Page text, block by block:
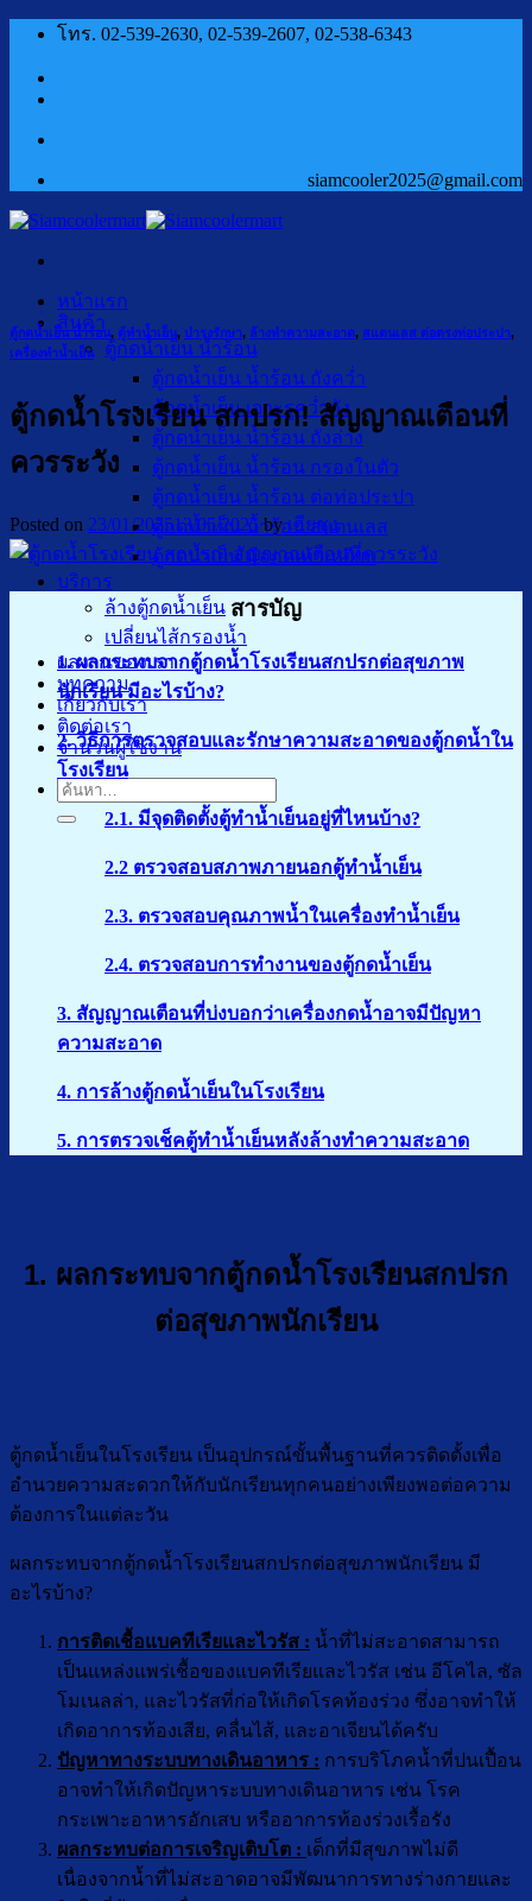
ข้าม
โทร. 02-539-2630, 02-539-2607, 02-538-6343
siamcooler2025@gmail.com
หน้าแรก
สินค้า
ตู้กดน้ำเย็น น้ำร้อน
ตู้กดน้ำเย็น น้ำร้อน ถังคว่ำ
ตู้กดน้ำเย็น เจาะรูคว่ำถัง
ตู้กดน้ำเย็น น้ำร้อน ถังล่าง
ตู้กดน้ำเย็น น้ำร้อน กรองในตัว
ตู้กดน้ำเย็น น้ำร้อน ต่อท่อประปา
ตู้กดน้ำเย็น น้ำร้อน สแตนเลส
ตู้กดน้ำเย็น มือกดเท้าเหยียบ
บริการ
ล้างตู้กดน้ำเย็น
เปลี่ยนไส้กรองน้ำ
ผลงานของเรา
บทความ
เกี่ยวกับเรา
ติดต่อเรา
จำนวนผู้ใช้งาน
ค้นหา:
ตู้กดน้ำเย็น น้ำร้อน, ตู้ทำน้ำเย็น, บำรุงรักษา, ล้างทำความสะอาด, สแตนเลส ต่อตรงท่อประปา,
เครื่องทำน้ำเย็น
ตู้กดน้ำโรงเรียน สกปรก! สัญญาณเตือนที่
ควรระวัง
Posted on 23/01/202513/05/2025 byเฮียชุง
สารบัญ
1. ผลกระทบจากตู้กดน้ำโรงเรียนสกปรกต่อสุขภาพ
นักเรียน มีอะไรบ้าง?
2. วิธีการตรวจสอบและรักษาความสะอาดของตู้กดน้ำใน
โรงเรียน
2.1. มีจุดติดตั้งตู้ทำน้ำเย็นอยู่ที่ไหนบ้าง?
2.2 ตรวจสอบสภาพภายนอกตู้ทำน้ำเย็น
2.3. ตรวจสอบคุณภาพน้ำในเครื่องทำน้ำเย็น
2.4. ตรวจสอบการทำงานของตู้กดน้ำเย็น
3. สัญญาณเตือนที่บ่งบอกว่าเครื่องกดน้ำอาจมีปัญหา
ความสะอาด
4. การล้างตู้กดน้ำเย็นในโรงเรียน
5. การตรวจเช็คตู้ทำน้ำเย็นหลังล้างทำความสะอาด
1. ผลกระทบจากตู้กดน้ำโรงเรียนสกปรก
ต่อสุขภาพนักเรียน
ตู้กดน้ำเย็นในโรงเรียน เป็นอุปกรณ์ขั้นพื้นฐานที่ควรติดตั้งเพื่อ
อำนวยความสะดวกให้กับนักเรียนทุกคนอย่างเพียงพอต่อความ
ต้องการในแต่ละวัน
ผลกระทบจากตู้กดน้ำโรงเรียนสกปรกต่อสุขภาพนักเรียน มี
อะไรบ้าง?
การติดเชื้อแบคทีเรียและไวรัส : น้ำที่ไม่สะอาดสามารถ
เป็นแหล่งแพร่เชื้อของแบคทีเรียและไวรัส เช่น อีโคไล, ซัล
โมเนลล่า, และไวรัสที่ก่อให้เกิดโรคท้องร่วง ซึ่งอาจทำให้
เกิดอาการท้องเสีย, คลื่นไส้, และอาเจียนได้ครับ
ปัญหาทางระบบทางเดินอาหาร : การบริโภคน้ำที่ปนเปื้อน
อาจทำให้เกิดปัญหาระบบทางเดินอาหาร เช่น โรค
กระเพาะอาหารอักเสบ หรืออาการท้องร่วงเรื้อรัง
ผลกระทบต่อการเจริญเติบโต : เด็กที่มีสุขภาพไม่ดี
เนื่องจากน้ำที่ไม่สะอาดอาจมีพัฒนาการทางร่างกายและ